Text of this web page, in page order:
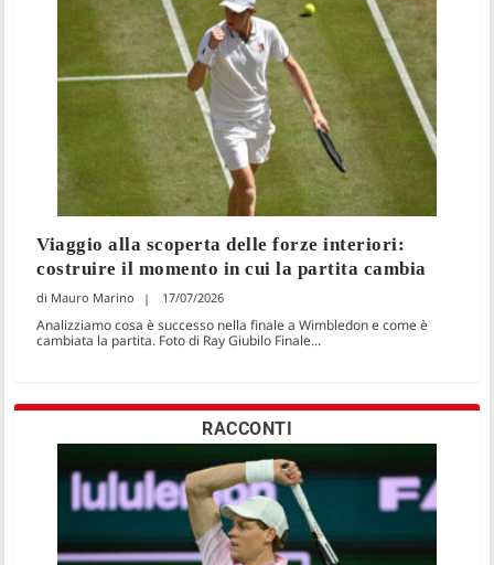
Viaggio alla scoperta delle forze interiori:
costruire il momento in cui la partita cambia
Mauro Marino 17/07/2026
Analizziamo cosa è successo nella finale a Wimbledon e come è
cambiata la partita. Foto di Ray Giubilo Finale...
RACCONTI